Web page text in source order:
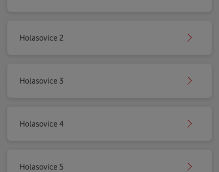
Holasovice 2
Holasovice 3
Holasovice 4
Holasovice 5